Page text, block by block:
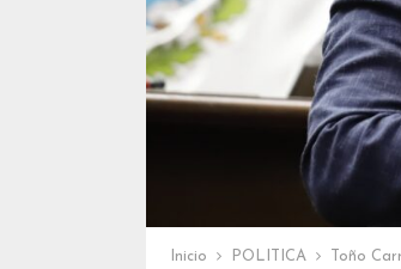
Inicio POLITICA Toño